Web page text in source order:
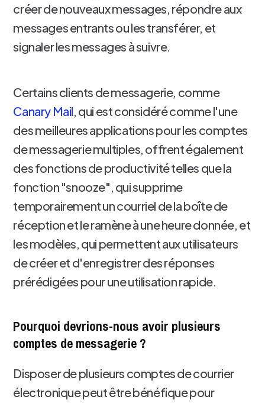
créer de nouveaux messages, répondre aux
messages entrants ou les transférer, et
signaler les messages à suivre.
Certains clients de messagerie, comme
Canary Mail, qui est considéré comme l'une
des meilleures applications pour les comptes
de messagerie multiples, offrent également
des fonctions de productivité telles que la
fonction "snooze", qui supprime
temporairement un courriel de la boîte de
réception et le ramène à une heure donnée, et
les modèles, qui permettent aux utilisateurs
de créer et d'enregistrer des réponses
prérédigées pour une utilisation rapide.
Pourquoi devrions-nous avoir plusieurs
comptes de messagerie ?
Disposer de plusieurs comptes de courrier
électronique peut être bénéfique pour